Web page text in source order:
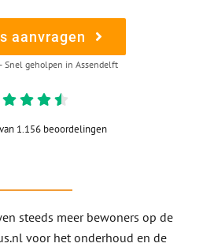
aanvragen
Snel geholpen in Assendelft
1.156 beoordelingen
steeds meer bewoners op de
voor het onderhoud en de